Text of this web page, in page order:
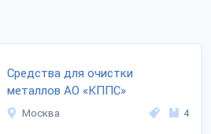
Средства для очистки
металлов АО «КППС»
Москва 4